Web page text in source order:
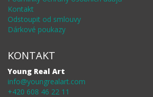
Kontakt
Odstoupit od smlouvy
Dárkové poukazy
KONTAKT
Young Real Art
info@youngrealart.com
+420 608 46 22 11